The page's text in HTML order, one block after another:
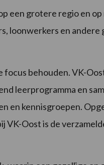
een grotere regio en
loonwerkers en andere
focus behouden. VK-
leerprogramma en
en kennisgroepen.
VK-Oost is de